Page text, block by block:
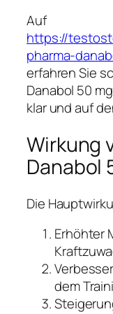
Auf
https://
pharma-
erfahren Sie
Danabol 50
klar und auf
Wirkung
Danabol
Die
Erhöhter
dem